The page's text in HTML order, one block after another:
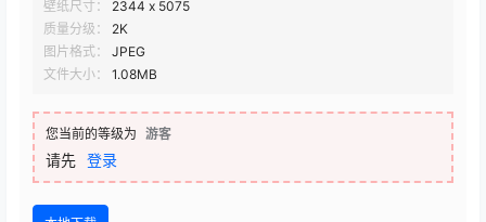
壁纸尺寸：
2344 x 5075
质量分级：
2K
图片格式：
JPEG
文件大小：
1.08MB
您当前的等级为 游客
请先 登录